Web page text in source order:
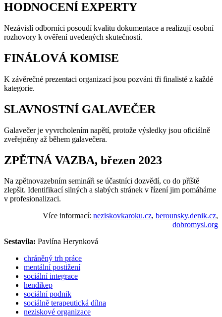
HODNOCENÍ EXPERTY
Nezávislí odborníci posoudí kvalitu dokumentace a realizují osobní
rozhovory k ověření uvedených skutečností.
FINÁLOVÁ KOMISE
K závěrečné prezentaci organizací jsou pozváni tři finalisté z každé
kategorie.
SLAVNOSTNÍ GALAVEČER
Galavečer je vyvrcholením napětí, protože výsledky jsou oficiálně
zveřejněny až během galavečera.
ZPĚTNÁ VAZBA, březen 2023
Na zpětnovazebním semináři se účastníci dozvědí, co do příště
zlepšit. Identifikací silných a slabých stránek v řízení jim pomáháme
v profesionalizaci.
Více informací: neziskovkaroku.cz, berounsky.denik.cz,
dobromysl.org
Sestavila: Pavlína Herynková
chráněný trh práce
mentální postižení
sociální integrace
hendikep
sociální podnik
sociálně terapeutická dílna
neziskové organizace